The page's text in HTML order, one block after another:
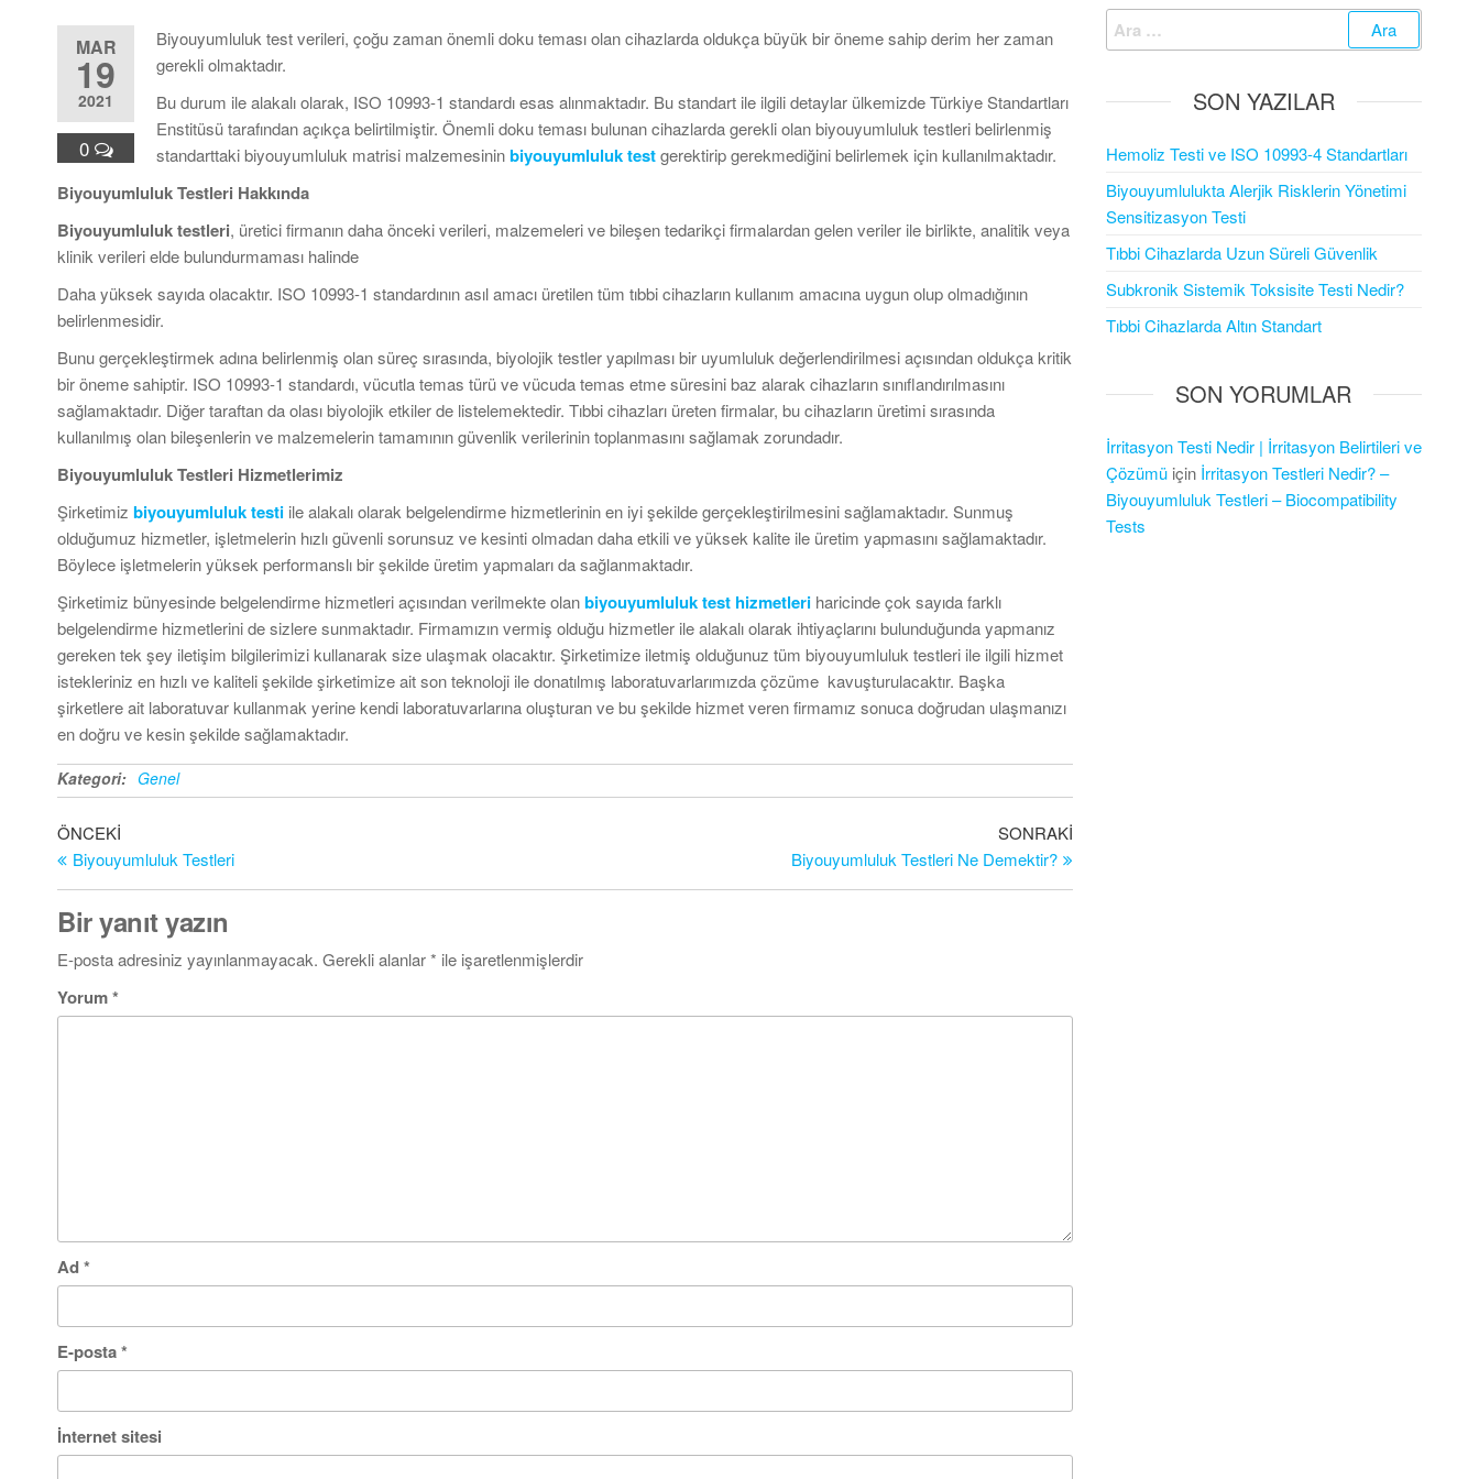
MAR
19
2021
0
Biyouyumluluk test verileri, çoğu zaman önemli doku teması olan cihazlarda oldukça büyük bir öneme sahip derim her zaman
gerekli olmaktadır.
Bu durum ile alakalı olarak, ISO 10993-1 standardı esas alınmaktadır. Bu standart ile ilgili detaylar ülkemizde Türkiye Standartları
Enstitüsü tarafından açıkça belirtilmiştir. Önemli doku teması bulunan cihazlarda gerekli olan biyouyumluluk testleri belirlenmiş
standarttaki biyouyumluluk matrisi malzemesininbiyouyumluluk testgerektirip gerekmediğini belirlemek için kullanılmaktadır.
Biyouyumluluk Testleri Hakkında
Biyouyumluluk testleri, üretici firmanın daha önceki verileri, malzemeleri ve bileşen tedarikçi firmalardan gelen veriler ile birlikte, analitik veya
klinik verileri elde bulundurmaması halinde
Daha yüksek sayıda olacaktır. ISO 10993-1 standardının asıl amacı üretilen tüm tıbbi cihazların kullanım amacına uygun olup olmadığının
belirlenmesidir.
Bunu gerçekleştirmek adına belirlenmiş olan süreç sırasında, biyolojik testler yapılması bir uyumluluk değerlendirilmesi açısından oldukça kritik
bir öneme sahiptir. ISO 10993-1 standardı, vücutla temas türü ve vücuda temas etme süresini baz alarak cihazların sınıflandırılmasını
sağlamaktadır. Diğer taraftan da olası biyolojik etkiler de listelemektedir. Tıbbi cihazları üreten firmalar, bu cihazların üretimi sırasında
kullanılmış olan bileşenlerin ve malzemelerin tamamının güvenlik verilerinin toplanmasını sağlamak zorundadır.
Biyouyumluluk Testleri Hizmetlerimiz
Şirketimiz biyouyumluluk testi ile alakalı olarak belgelendirme hizmetlerinin en iyi şekilde gerçekleştirilmesini sağlamaktadır. Sunmuş
olduğumuz hizmetler, işletmelerin hızlı güvenli sorunsuz ve kesinti olmadan daha etkili ve yüksek kalite ile üretim yapmasını sağlamaktadır.
Böylece işletmelerin yüksek performanslı bir şekilde üretim yapmaları da sağlanmaktadır.
Şirketimiz bünyesinde belgelendirme hizmetleri açısından verilmekte olanbiyouyumluluk test hizmetleri haricinde çok sayıda farklı
belgelendirme hizmetlerini de sizlere sunmaktadır. Firmamızın vermiş olduğu hizmetler ile alakalı olarak ihtiyaçlarını bulunduğunda yapmanız
gereken tek şey iletişim bilgilerimizi kullanarak size ulaşmak olacaktır. Şirketimize iletmiş olduğunuz tüm biyouyumluluk testleri ile ilgili hizmet
istekleriniz en hızlı ve kaliteli şekilde şirketimize ait son teknoloji ile donatılmış laboratuvarlarımızda çözüme kavuşturulacaktır. Başka
şirketlere ait laboratuvar kullanmak yerine kendi laboratuvarlarına oluşturan ve bu şekilde hizmet veren firmamız sonuca doğrudan ulaşmanızı
en doğru ve kesin şekilde sağlamaktadır.
Kategori: Genel
Yazı
gezinmesi
Önceki
Yazı
ÖNCEKI
Biyouyumluluk Testleri
Sonraki
Yazı
SONRAKI
Biyouyumluluk Testleri Ne Demektir?
Bir yanıt yazın
E-posta adresiniz yayınlanmayacak. Gerekli alanlar* ile işaretlenmişlerdir
Yorum*
Ad*
E-posta*
İnternet sitesi
Arama:
SON YAZILAR
Hemoliz Testi ve ISO 10993-4 Standartları
Biyouyumlulukta Alerjik Risklerin Yönetimi
Sensitizasyon Testi
Tıbbi Cihazlarda Uzun Süreli Güvenlik
Subkronik Sistemik Toksisite Testi Nedir?
Tıbbi Cihazlarda Altın Standart
SON YORUMLAR
İrritasyon Testi Nedir | İrritasyon Belirtileri ve
Çözümüiçin İrritasyon Testleri Nedir? –
Biyouyumluluk Testleri – Biocompatibility
Tests